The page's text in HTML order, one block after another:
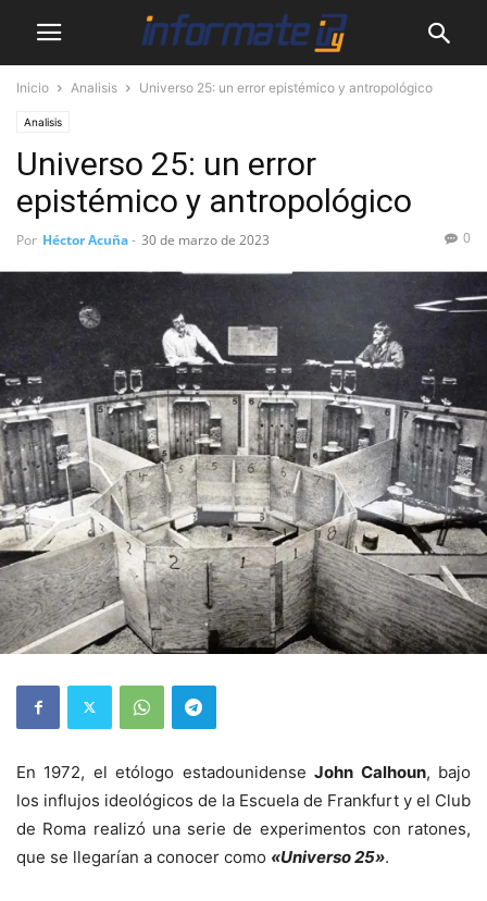
Inicio Analisis Universo 25: un error epistémico y antropológico
Analisis
Universo 25: un error
epistémico y antropológico
Por Héctor Acuña- 30 de marzo de 2023 0
En 1972, el etólogo estadounidenseJohn Calhoun, bajo
los influjos ideológicos de la Escuela de Frankfurt y el Club
de Roma realizó una serie de experimentos con ratones,
que se llegarían a conocer como «Universo 25».